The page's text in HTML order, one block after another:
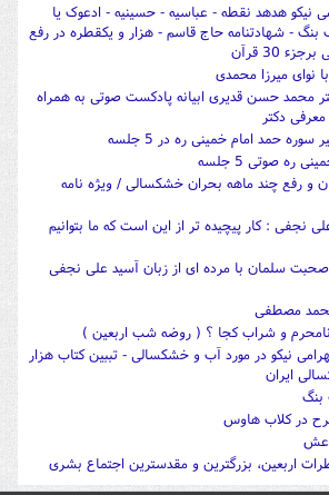
نیکو هدهد نقطه - عباسیه - حسینیه - ادعوک یا
بنگ - شهادتنامه حاج قاسم - هزار و یکقطره در رفع
30 قرآن
میرزا محمدی
محمد حسن قدیری ابیانه پادکست صوتی به همراه
دکتر
حمد امام خمینی ره در 5 جلسه
ره صوتی 5 جلسه
و رفع چند ماهه بحران خشکسالی / ویژه نامه
نجفی : کار پیچیده تر از این است که ما بتوانیم
سلمان با مرده ای از زبان آسید علی نجفی
محمد مصطفی
نامحرم و شراب کجا ؟ ( روضه شب اربعین )
نیکو در مورد آب و خشکسالی - تببین کتاب هزار
ایران
بنگ
در کلاب هاوس
اربعین، بزرگترین و مقدسترین اجتماع بشری